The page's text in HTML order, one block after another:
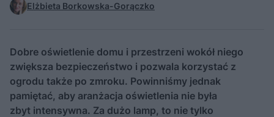
Elżbieta Borkowska-Gorączko
Dobre oświetlenie domu i przestrzeni wokół niego
zwiększa bezpieczeństwo i pozwala korzystać z
ogrodu także po zmroku. Powinniśmy jednak
pamiętać, aby aranżacja oświetlenia nie była
zbyt intensywna. Za dużo lamp, to nie tylko